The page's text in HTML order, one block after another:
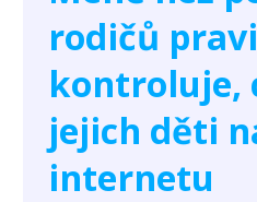
rodičů
kontroluje,
jejich děti
internetu